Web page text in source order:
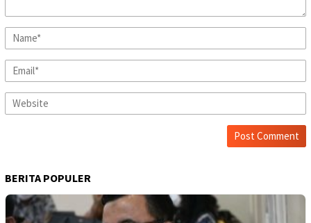
BERITA POPULER